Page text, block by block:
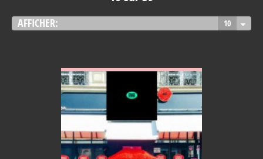
AFFICHER: 10